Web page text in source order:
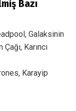
Bazı
Galaksinin
Karıncı
Karayip